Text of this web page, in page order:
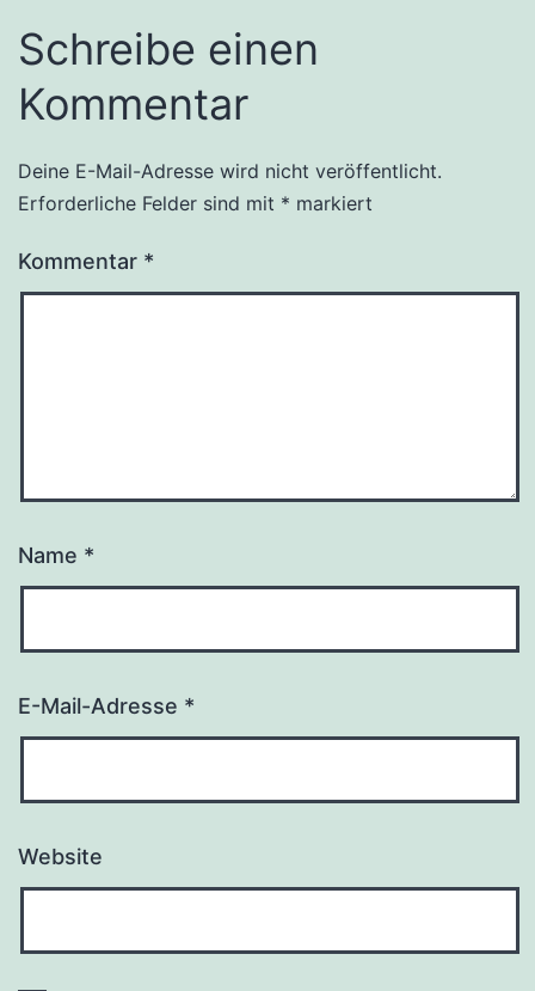
Schreibe einen
Kommentar
Deine E-Mail-Adresse wird nicht veröffentlicht.
Erforderliche Felder sind mit * markiert
Kommentar *
Name *
E-Mail-Adresse *
Website